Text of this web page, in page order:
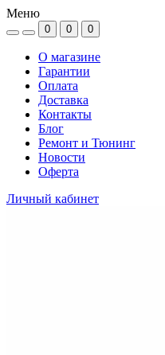
Меню
0 0 0
О магазине
Гарантии
Оплата
Доставка
Контакты
Блог
Ремонт и Тюнинг
Новости
Оферта
Личный кабинет